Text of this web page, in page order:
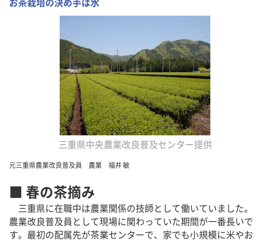
お茶栽培の決め手は水
三重県中央農業改良普及センター提供
元三重県農業改良普及員 農業 福井 敏
■ 春の茶摘み
三重県に在職中は農業関係の技師として働いていました。
農業改良普及員として現場に関わっていた期間が一番長いで
す。最初の配属先が茶業センターで、家でも小規模に米やお